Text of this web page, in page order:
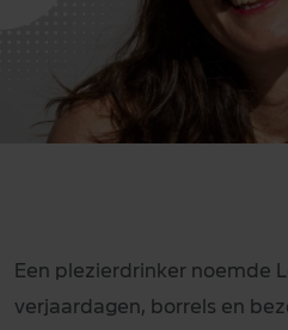
Een plezierdrinker noemde
verjaardagen, borrels en